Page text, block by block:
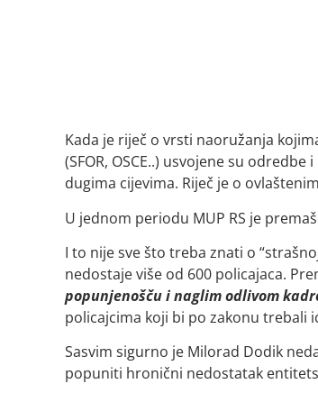
Kada je riječ o vrsti naoružanja
(SFOR, OSCE..) usvojene su
dugima cijevima. Riječ je o
U jednom periodu MUP RS je
I to nije sve što treba znati o
nedostaje više od 600 policajaca.
popunjenošču i naglim odlivom
policajcima koji bi po zakonu trebali
Sasvim sigurno je Milorad Dodik
popuniti hronični nedostatak